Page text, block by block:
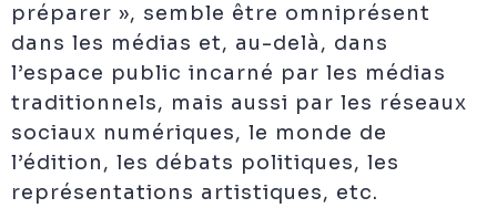
préparer », semble être omniprésent
dans les médias et, au-delà, dans
l’espace public incarné par les médias
traditionnels, mais aussi par les réseaux
sociaux numériques, le monde de
l’édition, les débats politiques, les
représentations artistiques, etc.